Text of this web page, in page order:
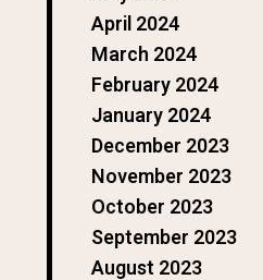
April 2024
March 2024
February 2024
January 2024
December 2023
November 2023
October 2023
September 2023
August 2023